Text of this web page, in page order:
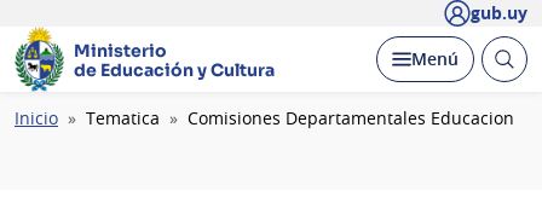
gub.uy
Ministerio
de Educación y Cultura
Desplegar
Menú Abrir
Ruta
Inicio Tematica Comisiones Departamentales Educacion